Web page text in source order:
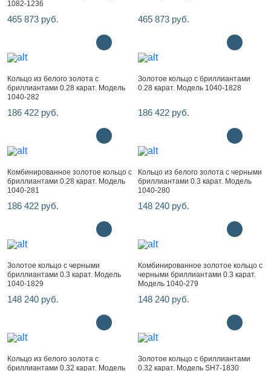
1082-1236
465 873 руб. 465 873 руб.
Кольцо из белого золота с
бриллиантами 0.28 карат. Модель
1040-282
186 422 руб.
Золотое кольцо с бриллиантами
0.28 карат. Модель 1040-1828
186 422 руб.
Комбинированное золотое кольцо с
бриллиантами 0.28 карат. Модель
1040-281
186 422 руб.
Кольцо из белого золота с черными
бриллиантами 0.3 карат. Модель
1040-280
148 240 руб.
Золотое кольцо с черными
бриллиантами 0.3 карат. Модель
1040-1829
148 240 руб.
Комбинированное золотое кольцо с
черными бриллиантами 0.3 карат.
Модель 1040-279
148 240 руб.
Кольцо из белого золота с
бриллиантами 0.32 карат. Модель
Золотое кольцо с бриллиантами
0.32 карат. Модель SH7-1830